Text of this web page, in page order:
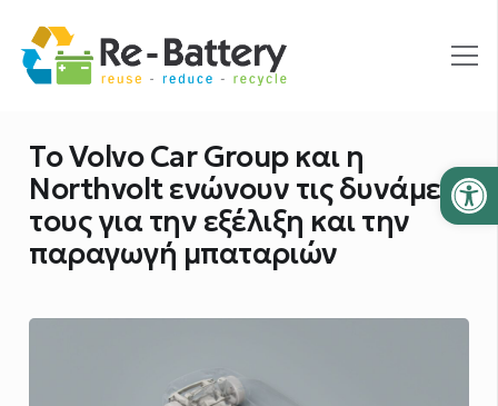
Το Volvo Car Group και η
Northvolt ενώνουν τις δυνάμεις
τους για την εξέλιξη και την
παραγωγή μπαταριών